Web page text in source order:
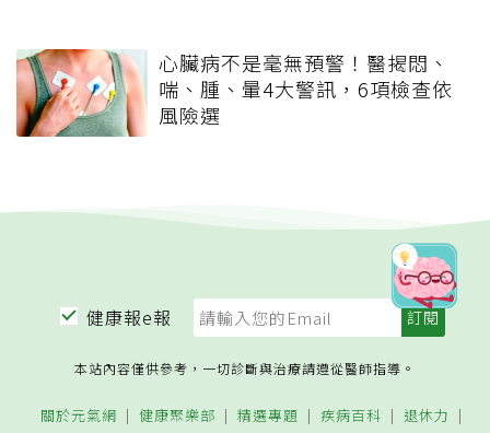
心臟病不是毫無預警！醫揭悶、
喘、腫、暈4大警訊，6項檢查依
風險選
健康報e報
本站內容僅供參考，一切診斷與治療請遵從醫師指導。
關於元氣網 健康聚樂部 精選專題 疾病百科 退休力